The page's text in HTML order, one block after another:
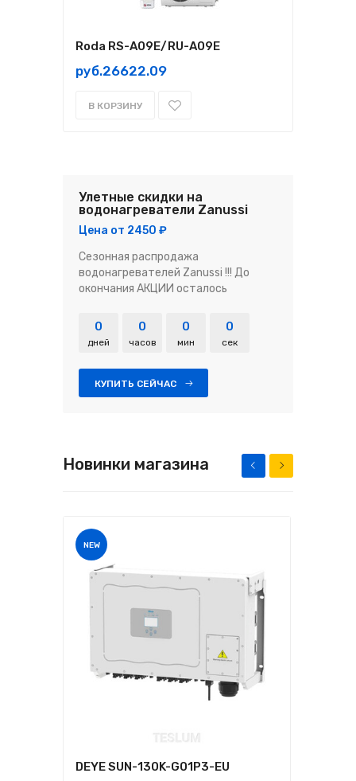
Roda RS-A09E/RU-A09E
руб.26622.09
В КОРЗИНУ
Улетные скидки на
водонагреватели Zanussi
Цена от 2450 ₽
Сезонная распродажа
водонагревателей Zanussi !!! До
окончания АКЦИИ осталось
0
дней
0
часов
0
мин
0
сек
КУПИТЬ СЕЙЧАС
Новинки магазина
NEW
DEYE SUN-130K-G01P3-EU